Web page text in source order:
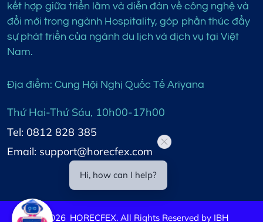
kết hợp giữa triển lãm và diễn đàn về công nghệ và
đổi mới trong ngành Hospitality, góp phần thúc đẩy
sự phát triển của ngành du lịch và dịch vụ tại Việt
Nam.
Địa điểm: Cung Hội Nghị Quốc Tế Ariyana
Thứ Hai-Thứ Sáu, 10h00-17h00
Tel: 0812 828 385
Email: support@horecfex.com
©2026 HORECFEX. All Rights Reserved by IBH
Hi, how can I help?